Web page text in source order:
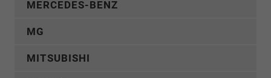
MERCEDES-BENZ
MG
MITSUBISHI